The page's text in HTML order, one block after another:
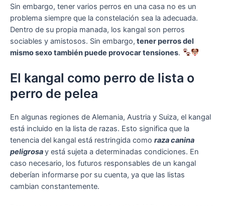
Sin embargo, tener varios perros en una casa no es un
problema siempre que la constelación sea la adecuada.
Dentro de su propia manada, los kangal son perros
sociables y amistosos. Sin embargo, tener perros del
mismo sexo también puede provocar tensiones.
El kangal como perro de lista o
perro de pelea
En algunas regiones de Alemania, Austria y Suiza, el kangal
está incluido en la lista de razas. Esto significa que la
tenencia del kangal está restringida como raza canina
peligrosay está sujeta a determinadas condiciones. En
caso necesario, los futuros responsables de un kangal
deberían informarse por su cuenta, ya que las listas
cambian constantemente.